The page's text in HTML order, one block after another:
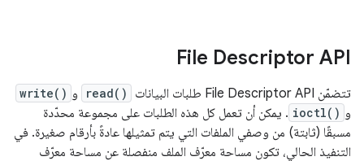
File Descriptor API
تتضمّن File Descriptor API طلبات البيانات read() و write()
و ioctl() . يمكن أن تعمل كل هذه الطلبات على مجموعة محدّدة
مسبقًا (ثابتة) من وصفي الملفات التي يتم تمثيلها عادةً بأرقام صغيرة. في
التنفيذ الحالي، تكون مساحة معرّف الملف منفصلة عن مساحة معرّف